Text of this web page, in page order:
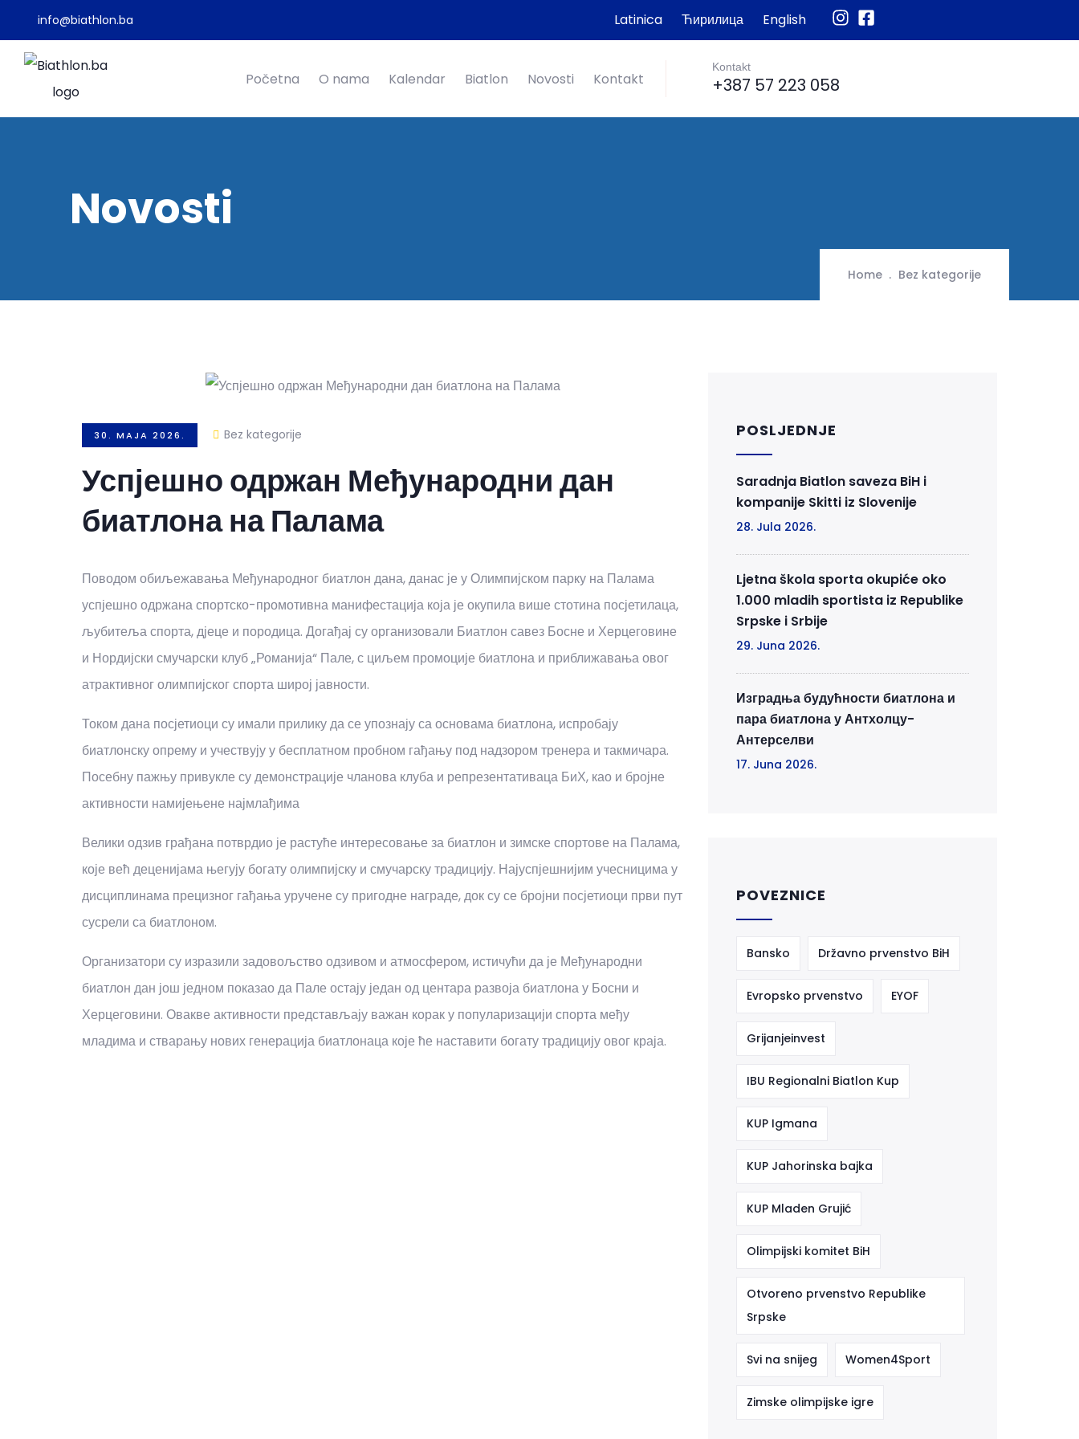
info@biathlon.ba Latinica Ћирилица English
Početna O nama Kalendar Biatlon Novosti Kontakt
Kontakt
+387 57 223 058
Novosti
Home Bez kategorije
30. MAJA 2026. Bez kategorije
Успјешно одржан Међународни дан
биатлона на Палама
Поводом обиљежавања Међународног биатлон дана, данас је у Олимпијском парку на Палама
успјешно одржана спортско-промотивна манифестација која је окупила више стотина посјетилаца,
љубитеља спорта, дјеце и породица. Догађај су организовали Биатлон савез Босне и Херцеговине
и Нордијски смучарски клуб „Романија“ Пале, с циљем промоције биатлона и приближавања овог
атрактивног олимпијског спорта широј јавности.
Током дана посјетиоци су имали прилику да се упознају са основама биатлона, испробају
биатлонску опрему и учествују у бесплатном пробном гађању под надзором тренера и такмичара.
Посебну пажњу привукле су демонстрације чланова клуба и репрезентативаца БиХ, као и бројне
активности намијењене најмлађима
Велики одзив грађана потврдио је растуће интересовање за биатлон и зимске спортове на Палама,
које већ деценијама његују богату олимпијску и смучарску традицију. Најуспјешнијим учесницима у
дисциплинама прецизног гађања уручене су пригодне награде, док су се бројни посјетиоци први пут
сусрели са биатлоном.
Организатори су изразили задовољство одзивом и атмосфером, истичући да је Међународни
биатлон дан још једном показао да Пале остају један од центара развоја биатлона у Босни и
Херцеговини. Овакве активности представљају важан корак у популаризацији спорта међу
младима и стварању нових генерација биатлонаца које ће наставити богату традицију овог краја.
POSLJEDNJE
Saradnja Biatlon saveza BiH i
kompanije Skitti iz Slovenije
28. Jula 2026.
Ljetna škola sporta okupiće oko
1.000 mladih sportista iz Republike
Srpske i Srbije
29. Juna 2026.
Изградња будућности биатлона и
пара биатлона у Антхолцу-
Антерселви
17. Juna 2026.
POVEZNICE
Bansko Državno prvenstvo BiH
Evropsko prvenstvo EYOF
Grijanjeinvest
IBU Regionalni Biatlon Kup
KUP Igmana
KUP Jahorinska bajka
KUP Mladen Grujić
Olimpijski komitet BiH
Otvoreno prvenstvo Republike
Srpske
Svi na snijeg Women4Sport
Zimske olimpijske igre